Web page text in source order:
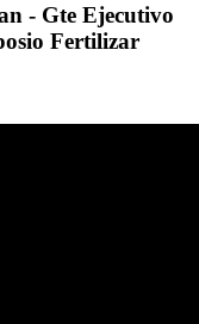
- Gte Ejecutivo
Fertilizar